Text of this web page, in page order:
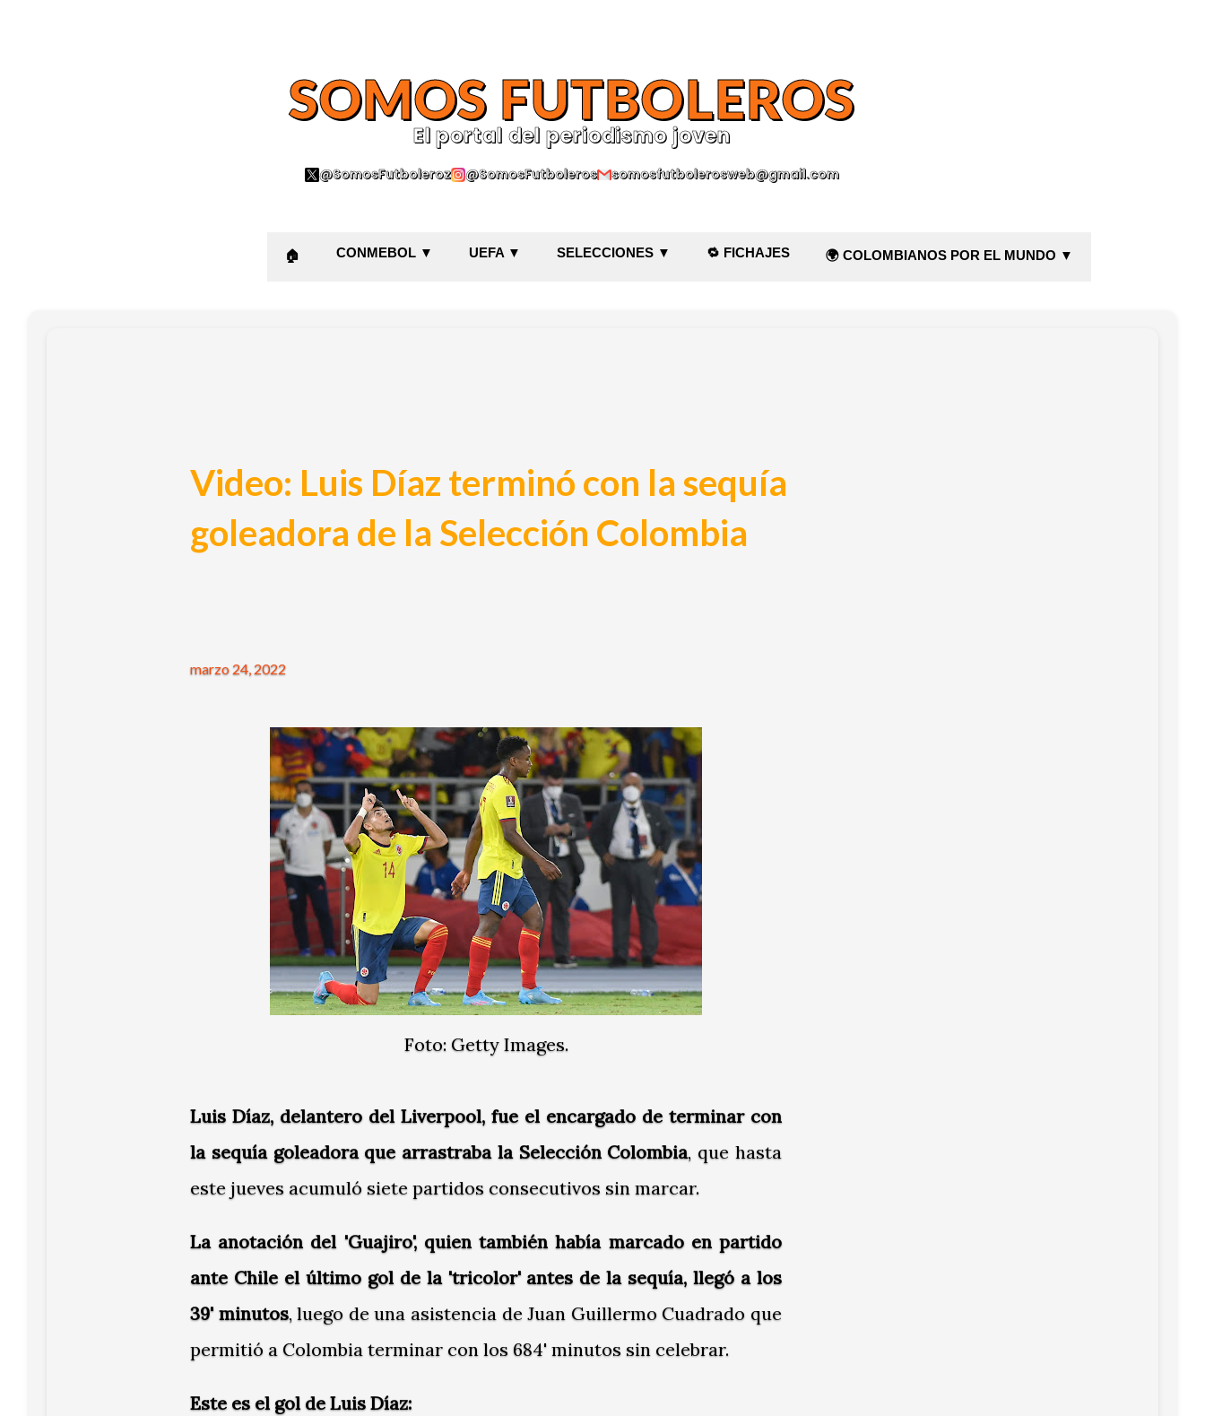
SOMOS FUTBOLEROS
El portal del periodismo joven
@SomosFutboleroz @SomosFutboleros somosfutbolerosweb@gmail.com
🏠 CONMEBOL ▼ UEFA ▼ SELECCIONES ▼ 🔁 FICHAJES 🌍 COLOMBIANOS POR EL MUNDO ▼
Video: Luis Díaz terminó con la sequía
goleadora de la Selección Colombia
marzo 24, 2022
Foto: Getty Images.
Luis Díaz, delantero del Liverpool, fue el encargado de terminar con
la sequía goleadora que arrastraba la Selección Colombia, que hasta
este jueves acumuló siete partidos consecutivos sin marcar.
La anotación del 'Guajiro', quien también había marcado en partido
ante Chile el último gol de la 'tricolor' antes de la sequía, llegó a los
39' minutos, luego de una asistencia de Juan Guillermo Cuadrado que
permitió a Colombia terminar con los 684' minutos sin celebrar.
Este es el gol de Luis Díaz: